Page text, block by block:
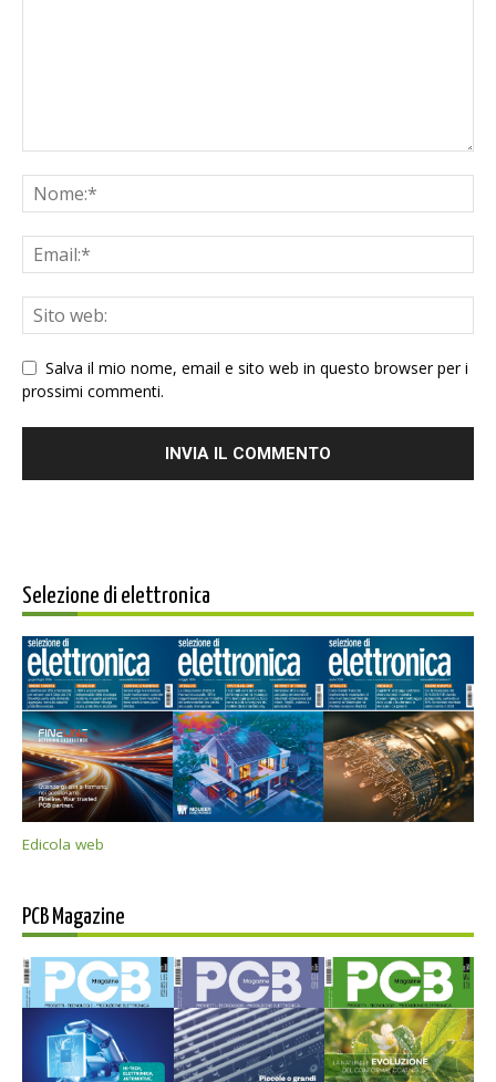
Salva il mio nome, email e sito web in questo browser per i
prossimi commenti.
Selezione di elettronica
Edicola web
PCB Magazine